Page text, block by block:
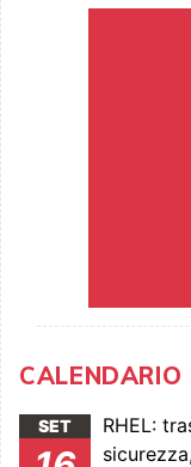
CALENDARIO
SET
RHEL: